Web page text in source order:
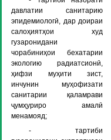
давлатии санитарию
эпидемиологӣ, дар доираи
салоҳиятҳои худ
гузаронидани
чорабиниҳои бехатарии
экологию радиатсионӣ,
ҳифзи муҳити зист,
инчунин муҳофизати
санитарии қаламрави
ҷумҳуриро амалӣ
менамояд;
- тартиби